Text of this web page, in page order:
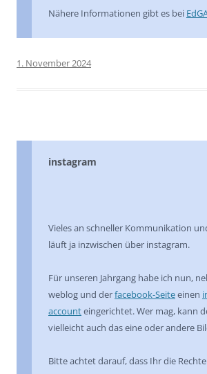
Nähere Informationen gibt es bei
1. November 2024
instagram
Vieles an schneller Kommunikation
läuft ja inzwischen über instagram.
Für unseren Jahrgang habe ich nun,
weblog und derfacebook-Seiteeinen
accounteingerichtet. Wer mag, kann
vielleicht auch das eine oder andere
Bitte achtet darauf, dass Ihr die